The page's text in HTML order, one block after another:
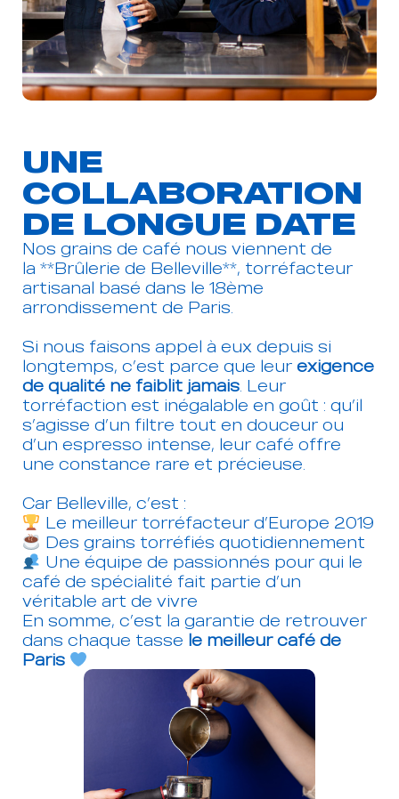
Refuser
Voir les préférences
UNE
COLLABORATION
DE LONGUE DATE
Nos grains de café nous viennent de
la **Brûlerie de Belleville**, torréfacteur
artisanal basé dans le 18ème
arrondissement de Paris.
Si nous faisons appel à eux depuis si
longtemps, c’est parce que leur exigence
de qualité ne faiblit jamais . Leur
torréfaction est inégalable en goût : qu’il
s’agisse d’un filtre tout en douceur ou
d’un espresso intense, leur café offre
une constance rare et précieuse.
Car Belleville, c’est :
Le meilleur torréfacteur d’Europe 2019
Des grains torréfiés quotidiennement
Une équipe de passionnés pour qui le
café de spécialité fait partie d’un
véritable art de vivre
En somme, c’est la garantie de retrouver
dans chaque tasse le meilleur café de
Paris